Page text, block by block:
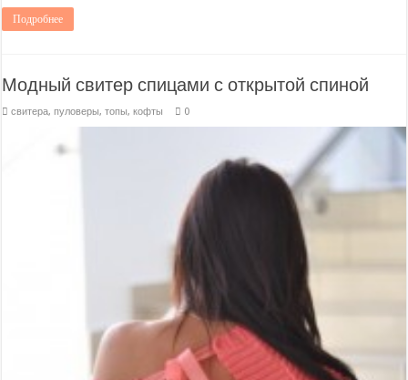
Подробнее
Модный свитер спицами с открытой спиной
свитера, пуловеры, топы, кофты 0